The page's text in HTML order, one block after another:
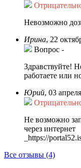
Невозможно
Ирина, 22
Вопрос -
Здравствуйте!
работаете или
Юрий, 03
Не возможно
через интернет
_https://
Все отзывы (4)